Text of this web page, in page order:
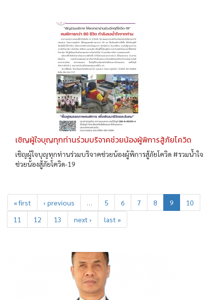
เชิญผู้ใจบุญทุกท่านร่วมบริจาคช่วยน้องผู้พิการสู้ภัยโควิด
เชิญผู้ใจบุญทุกท่านร่วมบริจาคช่วยน้องผู้พิการสู้ภัยโควิด #รวมน้ำใจ
ช่วยน้องสู้ภัยโควิด-19
« first ‹ previous … 5 6 7 8 9
10
11
12 13 next › last »